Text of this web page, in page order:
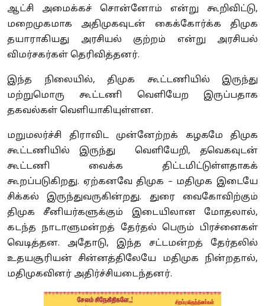
ஆட்சி அமைக்கச் சொன்னோம் என்று கூறிவிட்டு,
மறைமுகமாக அதிமுகவுடன் கைக்கோர்க்க திமுக
தயாராகியது அரசியல் குற்றம் என்று அரசியல்
விமர்சகர்கள் தெரிவித்தனர்.
இந்த நிலையில், திமுக கூட்டணியில் இருந்து
மற்றுமொரு கூட்டணி வெளியேற இருப்பதாக
தகவல்கள் வெளியாகியுள்ளன.
மறுமலர்ச்சி திராவிட முன்னேற்றக் கழகமே திமுக
கூட்டணியில் இருந்து வெளியேறி, தவெகவுடன்
கூட்டணி வைக்க திட்டமிட்டுள்ளதாகக்
கூறப்படுகிறது. ஏற்கனவே திமுக – மதிமுக இடையே
சிக்கல் இருந்துவருகின்றது. துரை வைகோவிற்கும்
திமுக சீனியர்களுக்கும் இடையிலான மோதலால்,
கடந்த நாடாளுமன்றத் தேர்தல் பெரும் பிரச்னைகள்
வெடித்தன. அதோடு, இந்த சட்டமன்றத் தேர்தலில்
உதயசூரியன் சின்னத்திலேயே மதிமுக நின்றதால்,
மதிமுகவினர் அதிர்ச்சியடைந்தனர்.